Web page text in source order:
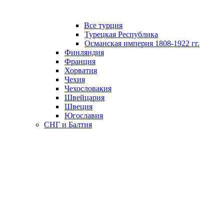
Все турция
Турецкая Республика
Османская империя 1808-1922 гг.
Финляндия
Франция
Хорватия
Чехия
Чехословакия
Швейцария
Швеция
Югославия
СНГ и Балтия